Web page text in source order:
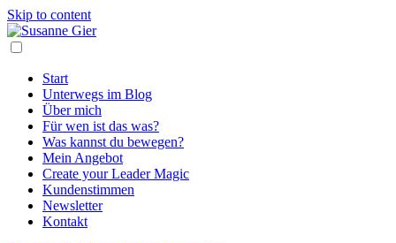
Skip to content
Start
Unterwegs im Blog
Über mich
Für wen ist das was?
Was kannst du bewegen?
Mein Angebot
Create your Leader Magic
Kundenstimmen
Newsletter
Kontakt